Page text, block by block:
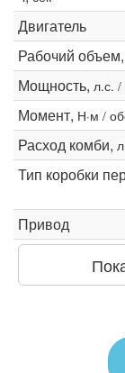
Двигатель
Рабочий объем,
Мощность, л.с.
Момент, Н·м /
Расход комби,
Тип коробки
Привод